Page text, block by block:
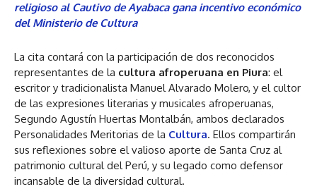
religioso al Cautivo de Ayabaca gana incentivo económico
del Ministerio de Cultura
La cita contará con la participación de dos reconocidos
representantes de la cultura afroperuana en Piura: el
escritor y tradicionalista Manuel Alvarado Molero, y el cultor
de las expresiones literarias y musicales afroperuanas,
Segundo Agustín Huertas Montalbán, ambos declarados
Personalidades Meritorias de la Cultura. Ellos compartirán
sus reflexiones sobre el valioso aporte de Santa Cruz al
patrimonio cultural del Perú, y su legado como defensor
incansable de la diversidad cultural.